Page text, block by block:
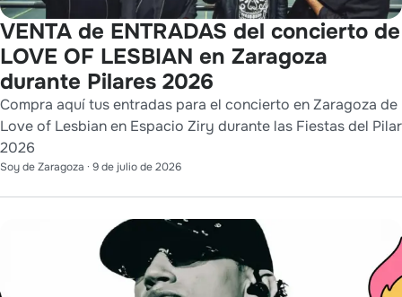
VENTA de ENTRADAS del concierto de
LOVE OF LESBIAN en Zaragoza
durante Pilares 2026
Compra aquí tus entradas para el concierto en Zaragoza de
Love of Lesbian en Espacio Ziry durante las Fiestas del Pilar
2026
Soy de Zaragoza · 9 de julio de 2026